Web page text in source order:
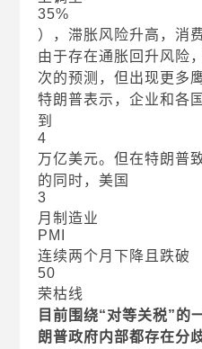
35%
），滞胀风险升高，消
由于存在通胀回升风险
次的预测，但出现更多
特朗普表示，企业和各
到
4
万亿美元。但在特朗普
的同时，美国
3
月制造业
PMI
连续两个月下降且跌破
50
荣枯线
目前围绕“对等关税”的
朗普政府内部都存在分歧